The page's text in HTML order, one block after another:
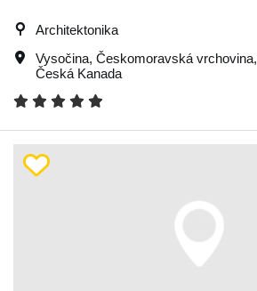
Architektonika
Vysočina, Českomoravská vrchovina,
Česká Kanada